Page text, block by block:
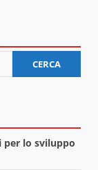
CERCA
per lo sviluppo